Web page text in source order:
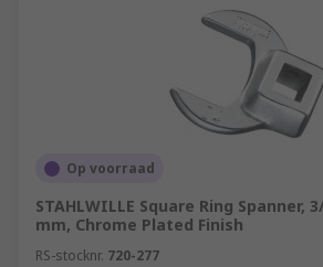
Op voorraad
STAHLWILLE Square Ring Spanner,
mm, Chrome Plated Finish
RS-stocknr. 720-277